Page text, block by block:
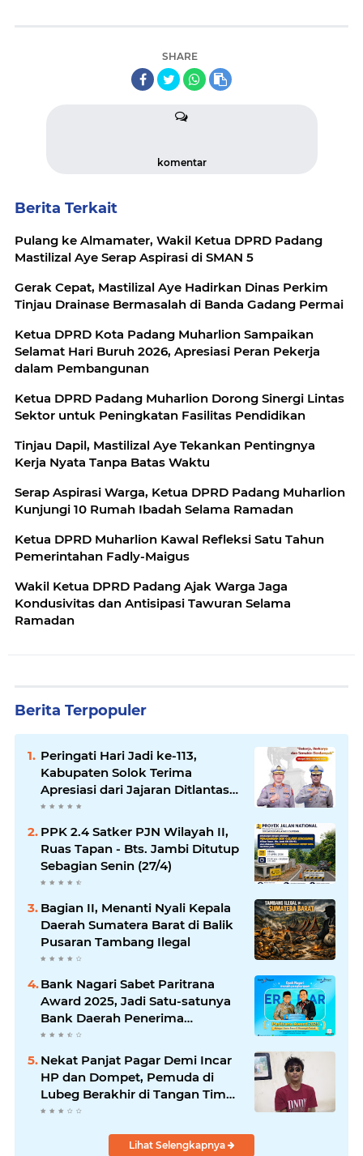
SHARE
komentar
Berita Terkait
Pulang ke Almamater, Wakil Ketua DPRD Padang
Mastilizal Aye Serap Aspirasi di SMAN 5
Gerak Cepat, Mastilizal Aye Hadirkan Dinas Perkim
Tinjau Drainase Bermasalah di Banda Gadang Permai
Ketua DPRD Kota Padang Muharlion Sampaikan
Selamat Hari Buruh 2026, Apresiasi Peran Pekerja
dalam Pembangunan
Ketua DPRD Padang Muharlion Dorong Sinergi Lintas
Sektor untuk Peningkatan Fasilitas Pendidikan
Tinjau Dapil, Mastilizal Aye Tekankan Pentingnya
Kerja Nyata Tanpa Batas Waktu
Serap Aspirasi Warga, Ketua DPRD Padang Muharlion
Kunjungi 10 Rumah Ibadah Selama Ramadan
Ketua DPRD Muharlion Kawal Refleksi Satu Tahun
Pemerintahan Fadly-Maigus
Wakil Ketua DPRD Padang Ajak Warga Jaga
Kondusivitas dan Antisipasi Tawuran Selama
Ramadan
Berita Terpopuler
Peringati Hari Jadi ke-113,
Kabupaten Solok Terima
Apresiasi dari Jajaran Ditlantas
Polda Sumbar
PPK 2.4 Satker PJN Wilayah II,
Ruas Tapan - Bts. Jambi Ditutup
Sebagian Senin (27/4)
Bagian II, Menanti Nyali Kepala
Daerah Sumatera Barat di Balik
Pusaran Tambang Ilegal
Bank Nagari Sabet Paritrana
Award 2025, Jadi Satu-satunya
Bank Daerah Penerima
Penghargaan
Nekat Panjat Pagar Demi Incar
HP dan Dompet, Pemuda di
Lubeg Berakhir di Tangan Tim
Phyton
Lihat Selengkapnya